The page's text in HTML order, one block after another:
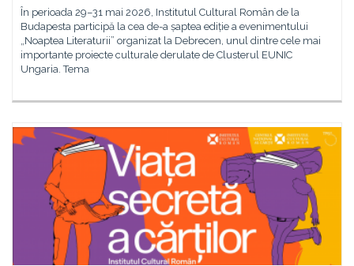
În perioada 29–31 mai 2026, Institutul Cultural Român de la
Budapesta participă la cea de-a șaptea ediție a evenimentului
„Noaptea Literaturii” organizat la Debrecen, unul dintre cele mai
importante proiecte culturale derulate de Clusterul EUNIC
Ungaria. Tema